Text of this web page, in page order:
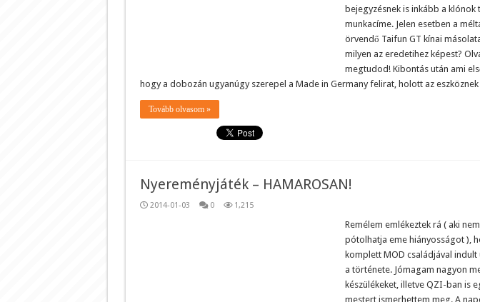
bejegyzésnek is inkább a klónok
munkacíme. Jelen esetben a
örvendő Taifun GT kínai
milyen az eredetihez képest?
megtudod! Kibontás után ami
hogy a dobozán ugyanúgy szerepel a Made in Germany felirat, holott az
Tovább olvasom »
Nyereményjáték – HAMAROSAN!
2014-01-03 0 1,215
Remélem emlékeztek rá ( aki
pótolhatja eme hiányosságot ),
komplett MOD családjával indult
a története. Jómagam nagyon
készülékeket, illetve QZI-ban is
mestert ismerhettem meg. A